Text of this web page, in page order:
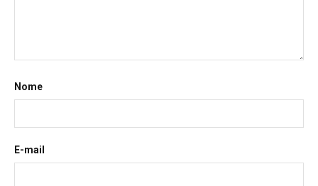
Nome
E-mail